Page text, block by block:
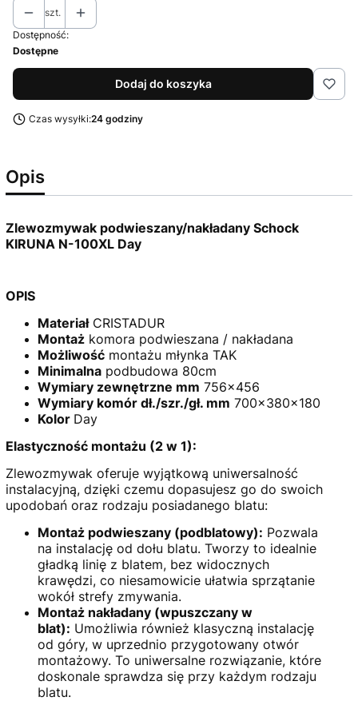
szt.
Dostępność:
Dostępne
Dodaj do koszyka
Czas wysyłki:24 godziny
Opis
Zlewozmywak podwieszany/nakładany Schock
KIRUNA N-100XL Day
OPIS
MateriałCRISTADUR
Montaż komora podwieszana / nakładana
Możliwość montażu młynka TAK
Minimalna podbudowa 80cm
Wymiary zewnętrzne mm 756x456
Wymiary komór dł./szr./gł. mm 700x380x180
Kolor Day
Elastyczność montażu (2 w 1):
Zlewozmywak oferuje wyjątkową uniwersalność
instalacyjną, dzięki czemu dopasujesz go do swoich
upodobań oraz rodzaju posiadanego blatu:
Montaż podwieszany (podblatowy): Pozwala
na instalację od dołu blatu. Tworzy to idealnie
gładką linię z blatem, bez widocznych
krawędzi, co niesamowicie ułatwia sprzątanie
wokół strefy zmywania.
Montaż nakładany (wpuszczany w
blat): Umożliwia również klasyczną instalację
od góry, w uprzednio przygotowany otwór
montażowy. To uniwersalne rozwiązanie, które
doskonale sprawdza się przy każdym rodzaju
blatu.